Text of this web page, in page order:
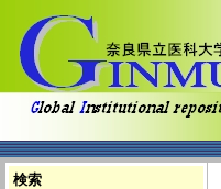
検索